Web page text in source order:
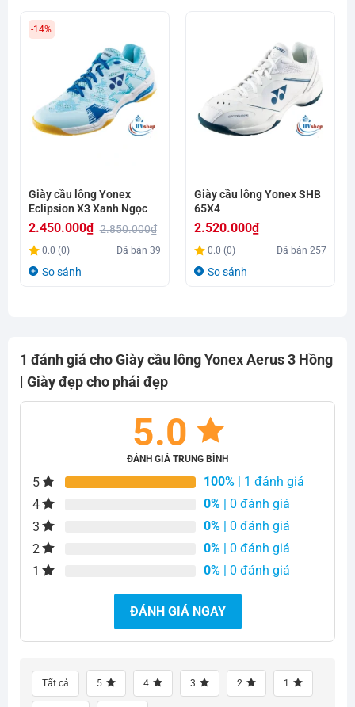
-14%
Giày cầu lông Yonex
Eclipsion X3 Xanh Ngọc
2.850.000₫
Giá
gốc
2.450.000₫
Giá
hiện
0.0 (0) Đã bán39
So sánh
Giày cầu lông Yonex SHB
65X4
2.520.000₫
0.0 (0) Đã bán257
So sánh
1 đánh giá choGiày cầu lông Yonex Aerus 3 Hồng
| Giày đẹp cho phái đẹp
5.0
ĐÁNH GIÁ TRUNG BÌNH
5 100% | 1 đánh giá
4
0% | 0 đánh giá
3
0% | 0 đánh giá
2
0% | 0 đánh giá
1
0% | 0 đánh giá
ĐÁNH GIÁ NGAY
Tất cả 5 4 3 2 1